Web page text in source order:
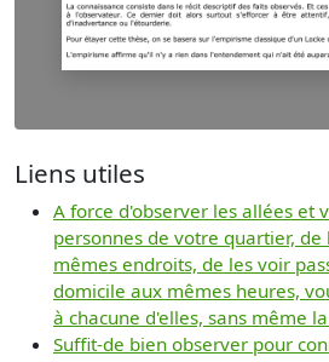
Liens utiles
A force d'observer les allées et
personnes de votre quartier,
mêmes endroits, de les voir
domicile aux mêmes heures,
à chacune d'elles, sans même
Suffit-de bien observer pour